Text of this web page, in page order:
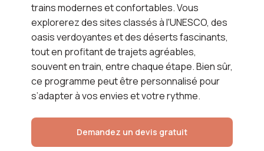
trains modernes et confortables. Vous
explorerez des sites classés à l'UNESCO, des
oasis verdoyantes et des déserts fascinants,
tout en profitant de trajets agréables,
souvent en train, entre chaque étape. Bien sûr,
ce programme peut être personnalisé pour
s’adapter à vos envies et votre rythme.
Demandez un devis gratuit